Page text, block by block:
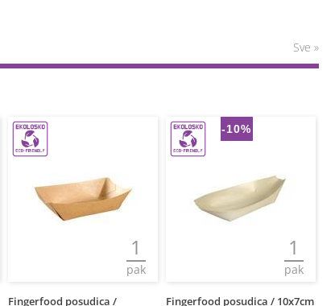
Sve »
1
pak
Fingerfood posudica /
-10%
1
pak
Fingerfood posudica / 10x7cm